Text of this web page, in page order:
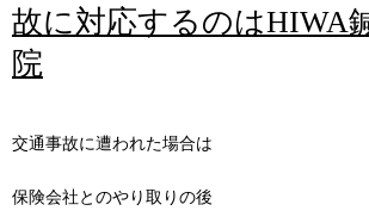
故に対応するのはHIWA
院
交通事故に遭われた場合は
保険会社とのやり取りの後